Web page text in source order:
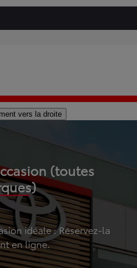
vers la droite
(toutes
idéale : Réservez-la
en ligne.